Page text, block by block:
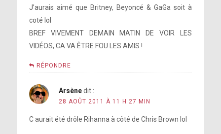
J’aurais aimé que Britney, Beyoncé & GaGa soit à
coté lol
BREF VIVEMENT DEMAIN MATIN DE VOIR LES
VIDÉOS, CA VA ÊTRE FOU LES AMIS !
RÉPONDRE
Arsène dit :
28 AOÛT 2011 À 11 H 27 MIN
C aurait été drôle Rihanna à côté de Chris Brown lol